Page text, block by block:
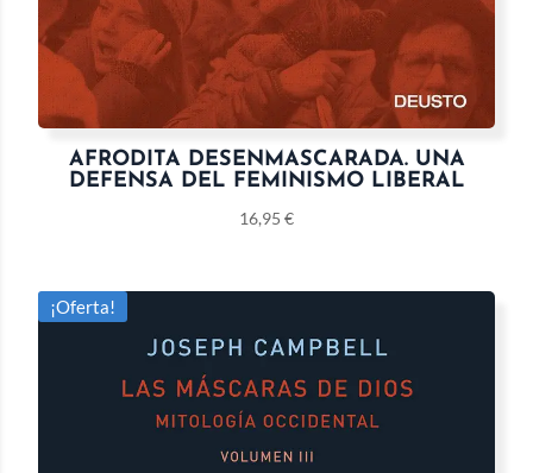
AFRODITA DESENMASCARADA. UNA
DEFENSA DEL FEMINISMO LIBERAL
16,95 €
¡Oferta!